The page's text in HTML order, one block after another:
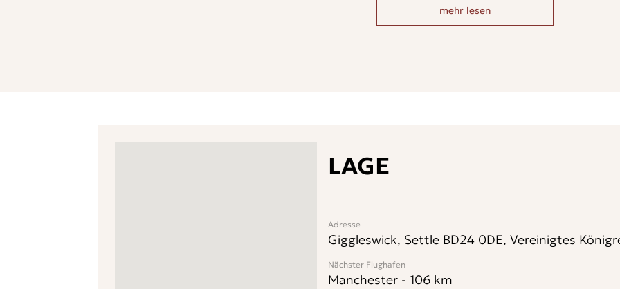
Eine wichtige Rolle spielen Integration und Gemeinschafts(er)leben. Um das
Kennenlernen zu fördern, ist für Neueinsteiger eine „Induction Week“ eine Woche
mehr lesen
LAGE
Adresse
Giggleswick, Settle BD24 0DE, Vereinigtes
Nächster Flughafen
Manchester - 106 km